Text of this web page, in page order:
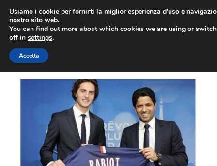
contenuto
Usiamo i cookie per fornirti la miglior esperienza d'uso e
nostro sito web.
You can find out more about which cookies we are using or
off in settings.
Accetta